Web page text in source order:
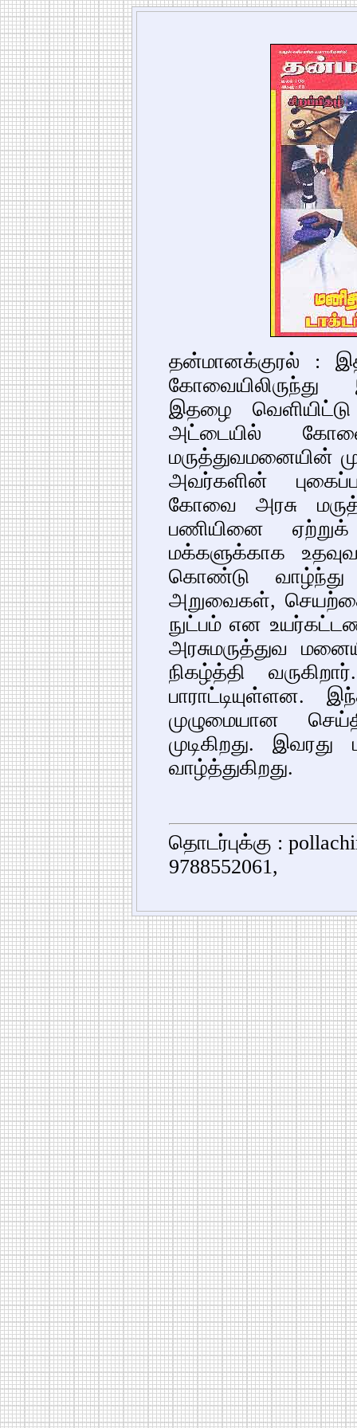
தன்மானக்குரல் :
இதழை
அட்டையில்
மருத்துவமனையின்
அவர்களின்
கோவை அரசு
பணியினை
மக்களுக்காக
கொண்டு வாழ்ந்து
அறுவைகள், செயற்கை
நுட்பம் என
அரசுமருத்துவ
நிகழ்த்தி
பாராட்டியுள்ளன.
முழுமையான
முடிகிறது.
வாழ்த்துகிறது.
தொடர்புக்கு :
9788552061,